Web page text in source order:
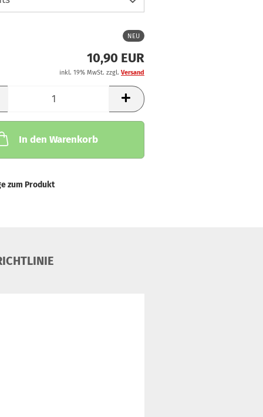
NEU
10,90 EUR
inkl. 19% MwSt. zzgl. Versand
In den Warenkorb
zum Produkt